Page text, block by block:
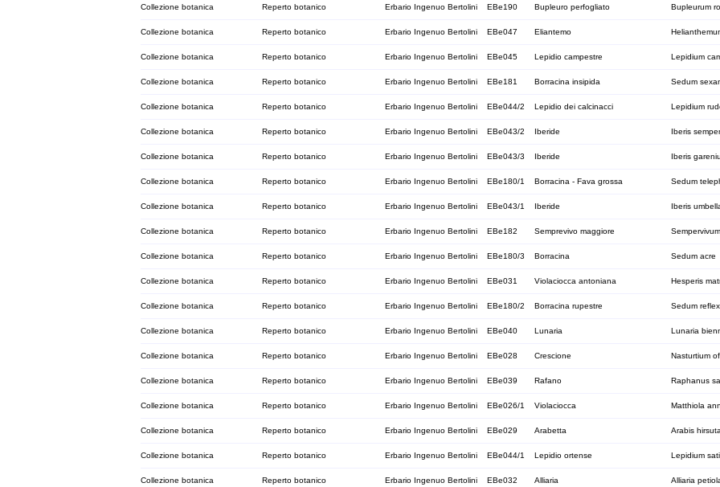
Collezione botanica Reperto botanico Erbario Ingenuo Bertolini EBe190 Bupleuro perfogliato Bupleurum
Collezione botanica Reperto botanico Erbario Ingenuo Bertolini EBe047 Eliantemo
Collezione botanica Reperto botanico Erbario Ingenuo Bertolini EBe045 Lepidio campestre Lepidium
Collezione botanica Reperto botanico Erbario Ingenuo Bertolini EBe181 Borracina insipida Sedum
Collezione botanica Reperto botanico Erbario Ingenuo Bertolini EBe044/2 Lepidio dei calcinacci Lepidium
Collezione botanica Reperto botanico Erbario Ingenuo Bertolini EBe043/2 Iberide Iberis
Collezione botanica Reperto botanico Erbario Ingenuo Bertolini EBe043/3 Iberide Iberis
Collezione botanica Reperto botanico Erbario Ingenuo Bertolini EBe180/1 Borracina - Fava grossa Sedum
Collezione botanica Reperto botanico Erbario Ingenuo Bertolini EBe043/1 Iberide Iberis
Collezione botanica Reperto botanico Erbario Ingenuo Bertolini EBe182 Semprevivo maggiore
Collezione botanica Reperto botanico Erbario Ingenuo Bertolini EBe180/3 Borracina Sedum acre
Collezione botanica Reperto botanico Erbario Ingenuo Bertolini EBe031 Violaciocca antoniana Hesperis
Collezione botanica Reperto botanico Erbario Ingenuo Bertolini EBe180/2 Borracina rupestre Sedum
Collezione botanica Reperto botanico Erbario Ingenuo Bertolini EBe040 Lunaria Lunaria
Collezione botanica Reperto botanico Erbario Ingenuo Bertolini EBe028 Crescione Nasturtium
Collezione botanica Reperto botanico Erbario Ingenuo Bertolini EBe039 Rafano Raphanus
Collezione botanica Reperto botanico Erbario Ingenuo Bertolini EBe026/1 Violaciocca Matthiola
Collezione botanica Reperto botanico Erbario Ingenuo Bertolini EBe029 Arabetta Arabis hirsuta
Collezione botanica Reperto botanico Erbario Ingenuo Bertolini EBe044/1 Lepidio ortense Lepidium
Collezione botanica Reperto botanico Erbario Ingenuo Bertolini EBe032 Alliaria Alliaria